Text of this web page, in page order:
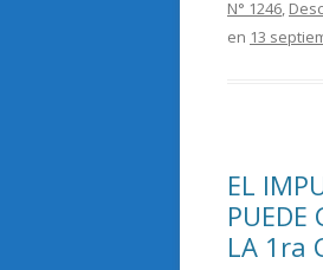
b
N° 1246,
en 13
EL
PUEDE
LA 1ra